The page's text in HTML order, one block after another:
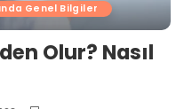
Genel Bilgiler
Olur? Nasıl